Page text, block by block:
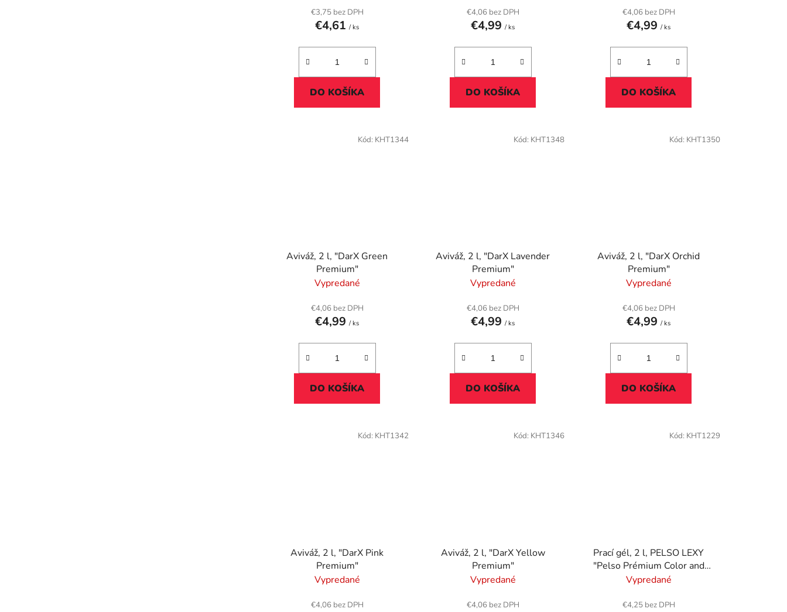
€3,75 bez DPH
€4,61/ ks
DO KOŠÍKA
€4,06 bez DPH
€4,99/ ks
DO KOŠÍKA
€4,06 bez DPH
€4,99/ ks
DO KOŠÍKA
Aviváž, 2 l, "DarX Green
Premium"
Vypredané
€4,06 bez DPH
€4,99/ ks
DO KOŠÍKA
Kód: KHT1344
Aviváž, 2 l, "DarX Lavender
Premium"
Vypredané
€4,06 bez DPH
€4,99/ ks
DO KOŠÍKA
Kód: KHT1348
Aviváž, 2 l, "DarX Orchid
Premium"
Vypredané
€4,06 bez DPH
€4,99/ ks
DO KOŠÍKA
Kód: KHT1350
Aviváž, 2 l, "DarX Pink
Premium"
Vypredané
€4,06 bez DPH
Kód: KHT1342
Aviváž, 2 l, "DarX Yellow
Premium"
Vypredané
€4,06 bez DPH
Kód: KHT1346
Prací gél, 2 l, PELSO LEXY
"Pelso Prémium Color and
White"
Vypredané
€4,25 bez DPH
Kód: KHT1229